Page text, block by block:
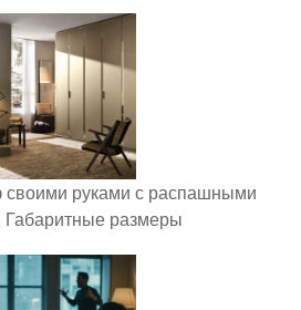
руками с распашными
размеры